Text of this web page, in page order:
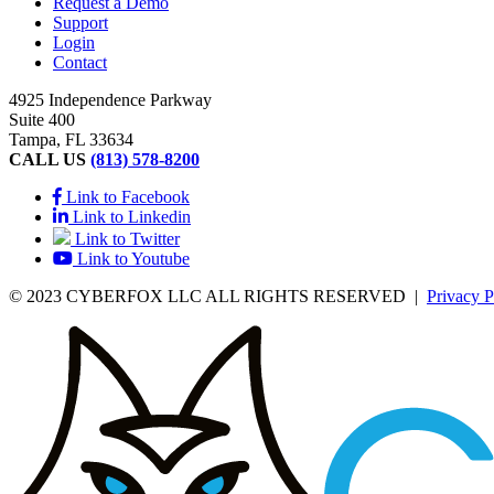
Support
Login
Contact
4925 Independence Parkway
Suite 400
Tampa, FL 33634
CALL US (813) 578-8200
Link to Facebook
Link to Linkedin
Link to Twitter
Link to Youtube
© 2023 CYBERFOX LLC ALL RIGHTS RESERVED | Privacy